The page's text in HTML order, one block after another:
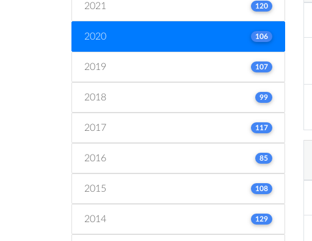
2021 120
2020 106
2019 107
2018 99
2017 117
2016 85
2015 108
2014 129